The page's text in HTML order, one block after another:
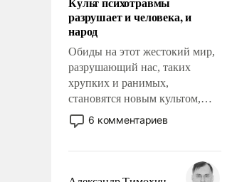
разрушает и человека, и
народ
Обиды на этот жестокий мир,
разрушающий нас, таких
хрупких и ранимых,
становятся новым культом,
постепенно вытесняя и
отменяя традиционное
мужественным и твердым под
ударами судьбы, брать на себя
6 комментариев